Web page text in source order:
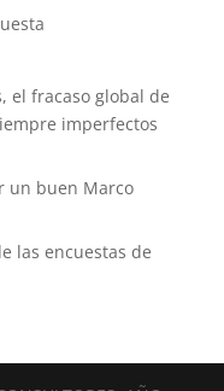
el fracaso global de
imperfectos
un buen Marco
las encuestas de